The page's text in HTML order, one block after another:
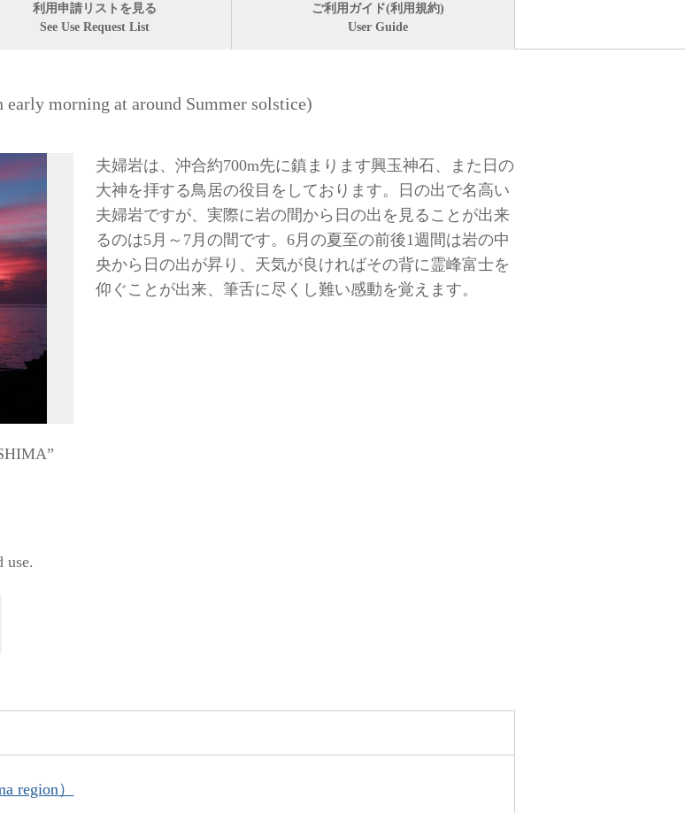
利用申請リストを見る
See Use Request List
ご利用ガイド(利用規約)
User Guide
morning at around Summer solstice)
use.
夫婦岩は、沖合約700m先に鎮まります興玉神石、また日の
大神を拝する鳥居の役目をしております。日の出で名高い
夫婦岩ですが、実際に岩の間から日の出を見ることが出来
るのは5月～7月の間です。6月の夏至の前後1週間は岩の中
央から日の出が昇り、天気が良ければその背に霊峰富士を
仰ぐことが出来、筆舌に尽くし難い感動を覚えます。
region）